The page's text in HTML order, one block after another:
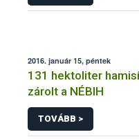
2016. január 15, péntek
131 hektoliter
zárolt a NÉBIH
TOVÁBB >